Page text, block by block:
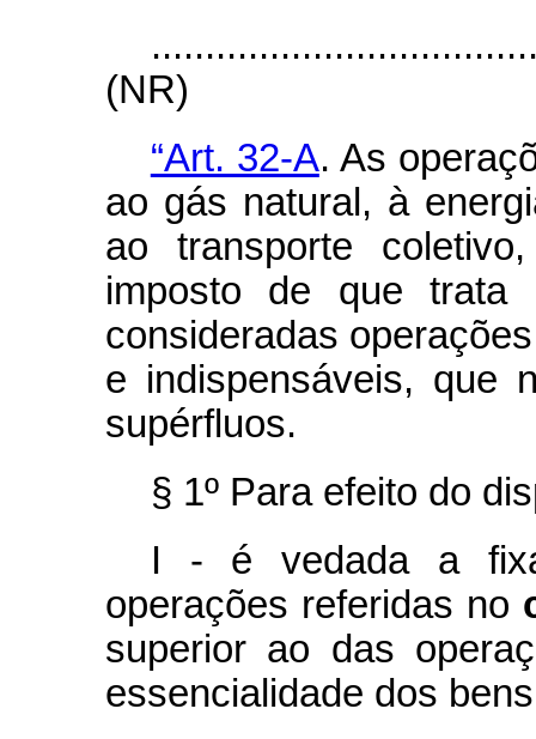
(NR)
“Art. 32-A. As
ao gás natural, à
ao transporte
imposto de que trata
consideradas
e indispensáveis, que
supérfluos.
§ 1º Para efeito do
I - é vedada a
operações referidas no
superior ao das
essencialidade dos